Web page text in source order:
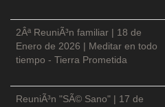
2Âª ReuniÃ³n familiar | 18 de
Enero de 2026 | Meditar en todo
tiempo - Tierra Prometida
ReuniÃ³n "SÃ© Sano" | 17 de